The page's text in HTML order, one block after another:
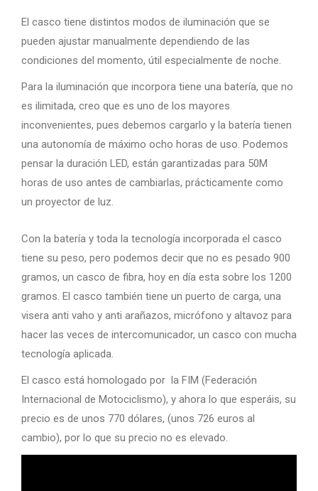
El casco tiene distintos modos de iluminación que se
pueden ajustar manualmente dependiendo de las
condiciones del momento, útil especialmente de noche.
Para la iluminación que incorpora tiene una batería, que no
es ilimitada, creo que es uno de los mayores
inconvenientes, pues debemos cargarlo y la batería tienen
una autonomía de máximo ocho horas de uso. Podemos
pensar la duración LED, están garantizadas para 50M
horas de uso antes de cambiarlas, prácticamente como
un proyector de luz.
Con la batería y toda la tecnología incorporada el casco
tiene su peso, pero podemos decir que no es pesado 900
gramos, un casco de fibra, hoy en día esta sobre los 1200
gramos. El casco también tiene un puerto de carga, una
visera anti vaho y anti arañazos, micrófono y altavoz para
hacer las veces de intercomunicador, un casco con mucha
tecnología aplicada.
El casco está homologado por la FIM (Federación
Internacional de Motociclismo), y ahora lo que esperáis, su
precio es de unos 770 dólares, (unos 726 euros al
cambio), por lo que su precio no es elevado.